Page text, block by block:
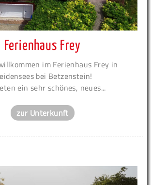
Ferienhaus Frey
im Ferienhaus Frey in
bei Betzenstein!
ein sehr schönes, neues...
zur Unterkunft